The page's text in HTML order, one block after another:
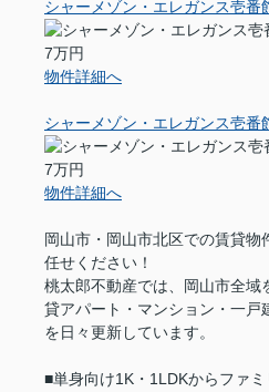
シャーメゾン・エレガンス壱番
7万円
物件詳細へ
シャーメゾン・エレガンス壱番
7万円
物件詳細へ
岡山市・岡山市北区での賃貸物
任せください！
桃太郎不動産では、岡山市全域
貸アパート・マンション・一戸
を日々更新しています。
■単身向け1K・1LDKからファ